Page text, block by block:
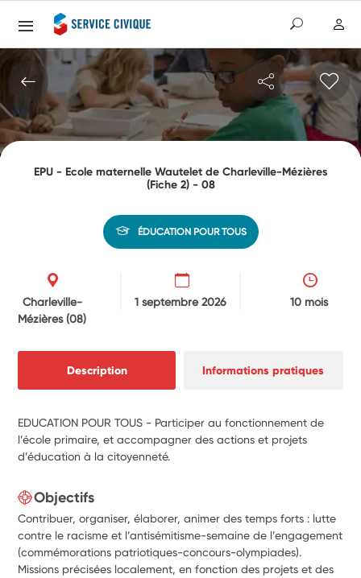
EPU - Ecole maternelle Wautelet de Charleville-Mézières
(Fiche 2) - 08
ÉDUCATION POUR TOUS
Charleville-
Mézières(08)
1 septembre 2026 10 mois
Description Informations pratiques
EDUCATION POUR TOUS - Participer au fonctionnement de
l’école primaire, et accompagner des actions et projets
d’éducation à la citoyenneté.
Objectifs
Contribuer, organiser, élaborer, animer des temps forts : lutte
contre le racisme et l’antisémitisme-semaine de l’engagement
(commémorations patriotiques-concours-olympiades).
Missions précisées localement, en fonction des projets et des